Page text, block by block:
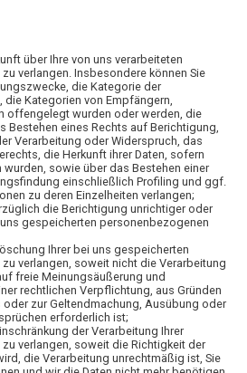
über Ihre von uns verarbeiteten
verlangen. Insbesondere können Sie
die Kategorie der
Kategorien von Empfängern,
offengelegt wurden oder werden, die
Bestehen eines Rechts auf Berichtigung,
Verarbeitung oder Widerspruch, das
die Herkunft ihrer Daten, sofern
sowie über das Bestehen einer
einschließlich Profiling und ggf.
zu deren Einzelheiten verlangen;
die Berichtigung unrichtiger oder
gespeicherten personenbezogenen
Ihrer bei uns gespeicherten
verlangen, soweit nicht die Verarbeitung
freie Meinungsäußerung und
rechtlichen Verpflichtung, aus Gründen
zur Geltendmachung, Ausübung oder
erforderlich ist;
der Verarbeitung Ihrer
verlangen, soweit die Richtigkeit der
die Verarbeitung unrechtmäßig ist, Sie